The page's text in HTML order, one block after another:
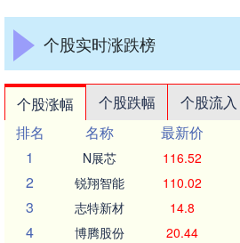
个股实时涨跌榜
个股涨幅 个股跌幅 个股流入
排名
名称 最新价
1
N展芯 116.52
2 锐翔智能 110.02
3 志特新材 14.8
4 博腾股份 20.44